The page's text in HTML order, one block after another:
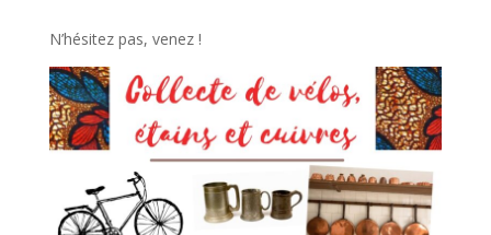
N’hésitez pas, venez !